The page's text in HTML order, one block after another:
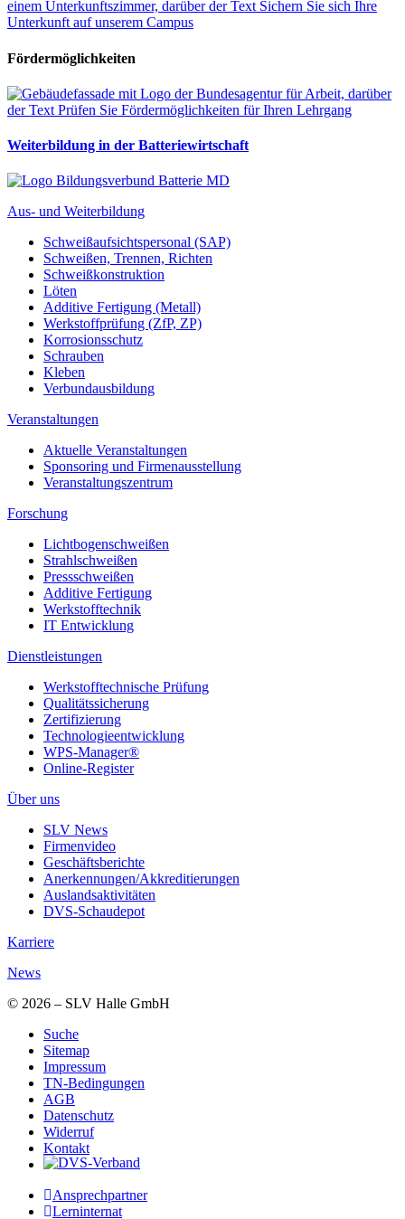
Fördermöglichkeiten
Weiterbildung in der Batteriewirtschaft
Aus- und Weiterbildung
Schweißaufsichtspersonal (SAP)
Schweißen, Trennen, Richten
Schweißkonstruktion
Löten
Additive Fertigung (Metall)
Werkstoffprüfung (ZfP, ZP)
Korrosionsschutz
Schrauben
Kleben
Verbundausbildung
Veranstaltungen
Aktuelle Veranstaltungen
Sponsoring und Firmenausstellung
Veranstaltungszentrum
Forschung
Lichtbogenschweißen
Strahlschweißen
Pressschweißen
Additive Fertigung
Werkstofftechnik
IT Entwicklung
Dienstleistungen
Werkstofftechnische Prüfung
Qualitätssicherung
Zertifizierung
Technologieentwicklung
WPS-Manager®
Online-Register
Über uns
SLV News
Firmenvideo
Geschäftsberichte
Anerkennungen/Akkreditierungen
Auslandsaktivitäten
DVS-Schaudepot
Karriere
News
© 2026 – SLV Halle GmbH
Suche
Sitemap
Impressum
TN-Bedingungen
AGB
Datenschutz
Widerruf
Kontakt
Ansprechpartner
Lerninternat